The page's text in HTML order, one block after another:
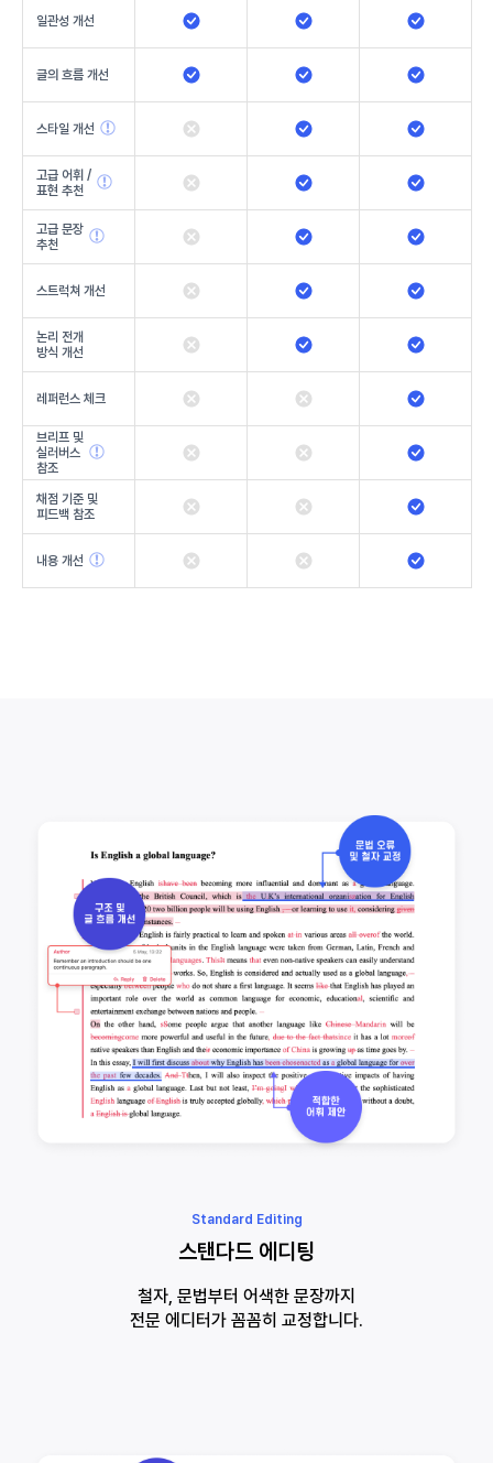
일관성 개선
글의 흐름 개선
스타일 개선
고급 어휘 /
표현 추천
고급 문장
추천
스트럭쳐 개선
논리 전개
방식 개선
레퍼런스 체크
브리프 및
실러버스
참조
채점 기준 및
피드백 참조
내용 개선
Standard Editing
스탠다드 에디팅
철자, 문법부터 어색한 문장까지
전문 에디터가 꼼꼼히 교정합니다.